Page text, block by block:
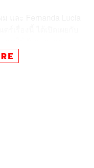
าพวกเขาใช้มู้ดบอร์ด
ลุคแต่ละตัวละคร เพื่อ